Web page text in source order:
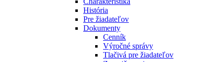
História
Pre žiadateľov
Dokumenty
Cenník
Výročné správy
Tlačivá pre žiadateľov